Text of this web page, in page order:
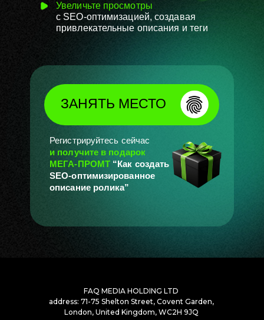
ЗАНЯТЬ МЕСТО
Регистрируйтесь сейчас
и получите в подарок
МЕГА-ПРОМТ “Как создать
SEO-оптимизированное
описание ролика”
Увеличьте просмотры
с SEO-оптимизацией, создавая
привлекательные описания и теги
FAQ MEDIA HOLDING LTD
address: 71-75 Shelton Street, Covent Garden,
London, United Kingdom, WC2H 9JQ